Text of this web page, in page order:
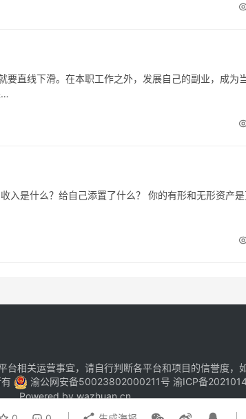
直线下滑。在本职工作之外，发展自己的副业，成为
…
入是什么？给自己添置了什么？ 你的有形和无形资产
台相关运营事宜，请自行判断各平台和项目的信誉度，
渝公网安备50023802000211号 渝ICP备
Powered bywazhuan.cn